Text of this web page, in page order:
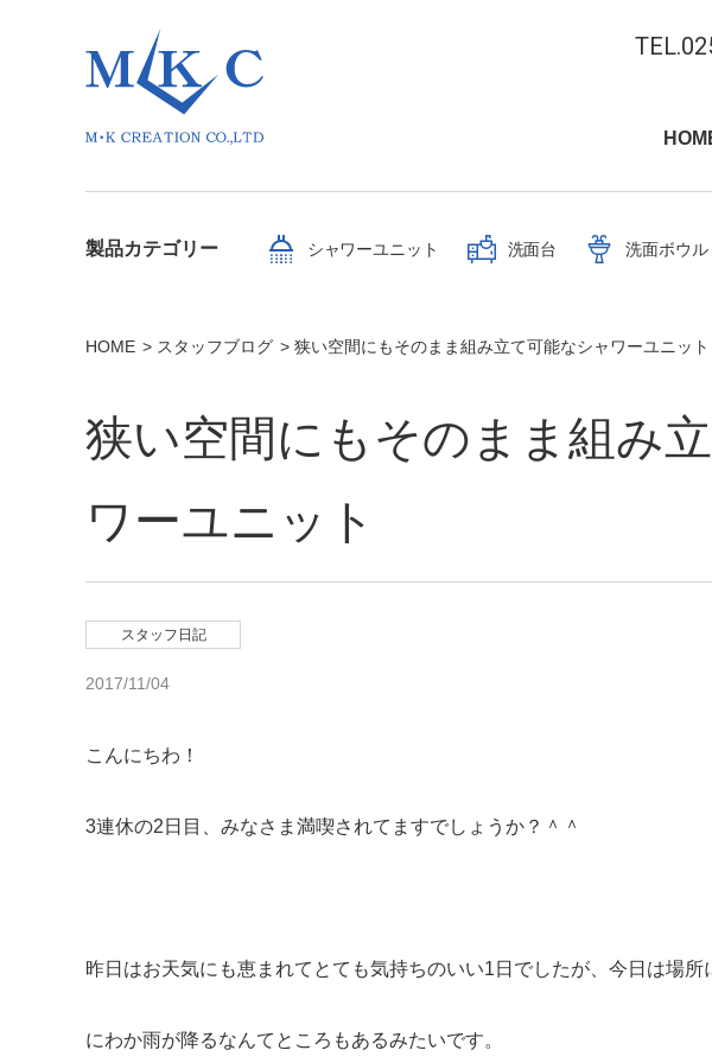
製品カテゴリー シャワーユニット 洗面台 洗面ボウル
HOME スタッフブログ 狭い空間にもそのまま組み立て可能なシャワーユニット
狭い空間にもそのまま組み
ワーユニット
スタッフ日記
2017/11/04
こんにちわ！
3連休の2日目、みなさま満喫されてますでしょうか？＾＾
昨日はお天気にも恵まれてとても気持ちのいい1日でしたが、今日は場所
にわか雨が降るなんてところもあるみたいです。